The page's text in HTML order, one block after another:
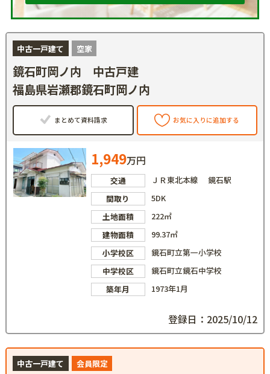
中古一戸建て 空家
鏡石町岡ノ内 中古戸建
福島県岩瀬郡鏡石町岡ノ内
まとめて資料請求 お気に入りに追加する
1,949万円
交通
ＪＲ東北本線 鏡石駅
間取り
5DK
土地面積
222㎡
建物面積
99.37㎡
小学校区
鏡石町立第一小学校
中学校区
鏡石町立鏡石中学校
築年月
1973年1月
登録日：2025/10/12
中古一戸建て 会員限定